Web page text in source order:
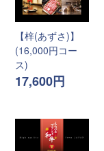
【梓(あずさ)】
(16,000円コー
ス)
17,600円